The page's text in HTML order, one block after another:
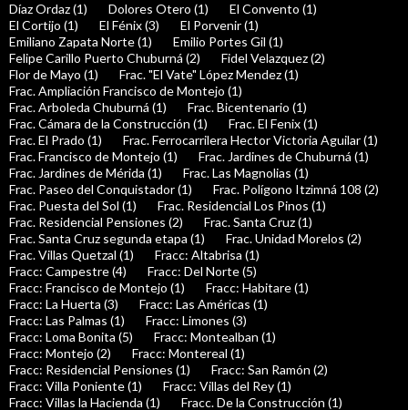
Díaz Ordaz (1)
Dolores Otero (1)
El Convento (1)
El Cortijo (1)
El Fénix (3)
El Porvenir (1)
Emiliano Zapata Norte (1)
Emilio Portes Gil (1)
Felipe Carillo Puerto Chuburná (2)
Fidel Velazquez (2)
Flor de Mayo (1)
Frac. "El Vate" López Mendez (1)
Frac. Ampliación Francisco de Montejo (1)
Frac. Arboleda Chuburná (1)
Frac. Bicentenario (1)
Frac. Cámara de la Construcción (1)
Frac. El Fenix (1)
Frac. El Prado (1)
Frac. Ferrocarrilera Hector Victoria Aguilar (1)
Frac. Francisco de Montejo (1)
Frac. Jardines de Chuburná (1)
Frac. Jardines de Mérida (1)
Frac. Las Magnolias (1)
Frac. Paseo del Conquistador (1)
Frac. Polígono Itzimná 108 (2)
Frac. Puesta del Sol (1)
Frac. Residencial Los Pinos (1)
Frac. Residencial Pensiones (2)
Frac. Santa Cruz (1)
Frac. Santa Cruz segunda etapa (1)
Frac. Unidad Morelos (2)
Frac. Villas Quetzal (1)
Fracc: Altabrisa (1)
Fracc: Campestre (4)
Fracc: Del Norte (5)
Fracc: Francisco de Montejo (1)
Fracc: Habitare (1)
Fracc: La Huerta (3)
Fracc: Las Américas (1)
Fracc: Las Palmas (1)
Fracc: Limones (3)
Fracc: Loma Bonita (5)
Fracc: Montealban (1)
Fracc: Montejo (2)
Fracc: Montereal (1)
Fracc: Residencial Pensiones (1)
Fracc: San Ramón (2)
Fracc: Villa Poniente (1)
Fracc: Villas del Rey (1)
Fracc: Villas la Hacienda (1)
Fracc. De la Construcción (1)